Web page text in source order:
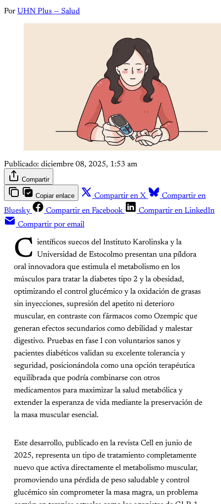
Por UHN Plus — Salud
Publicado: diciembre 08, 2025, 1:53 am
Compartir
Copiar enlace Compartir en X
Compartir en
Bluesky
Compartir en Facebook
Compartir en LinkedIn
Compartir por email
C ientíficos suecos del Instituto Karolinska y la
Universidad de Estocolmo presentan una píldora
oral innovadora que estimula el metabolismo en los
músculos para tratar la diabetes tipo 2 y la obesidad,
optimizando el control glucémico y la oxidación de grasas
sin inyecciones, supresión del apetito ni deterioro
muscular, en contraste con fármacos como Ozempic que
generan efectos secundarios como debilidad y malestar
digestivo. Pruebas en fase I con voluntarios sanos y
pacientes diabéticos validan su excelente tolerancia y
seguridad, posicionándola como una opción terapéutica
equilibrada que podría combinarse con otros
medicamentos para maximizar la salud metabólica y
extender la esperanza de vida mediante la preservación de
la masa muscular esencial.
Este desarrollo, publicado en la revista Cell en junio de
2025, representa un tipo de tratamiento completamente
nuevo que activa directamente el metabolismo muscular,
promoviendo una pérdida de peso saludable y control
glucémico sin comprometer la masa magra, un problema